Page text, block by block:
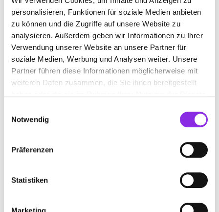
personalisieren, Funktionen für soziale Medien anbieten
zu können und die Zugriffe auf unsere Website zu
analysieren. Außerdem geben wir Informationen zu Ihrer
Verwendung unserer Website an unsere Partner für
soziale Medien, Werbung und Analysen weiter. Unsere
Partner führen diese Informationen möglicherweise mit
weiteren Daten zusammen, die Sie ihnen bereitgestellt
Notwendig
Präferenzen
Statistiken
Marketing
Hochstadter Straße 3| 76877 Offenbach an der
Queich DE
+4963489728922
www.horn-zelte.de